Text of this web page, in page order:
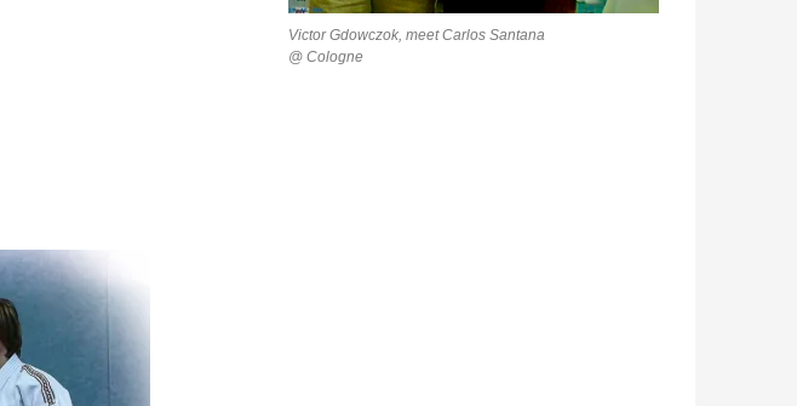
Victor Gdowczok, meet Carlos Santana
@ Cologne